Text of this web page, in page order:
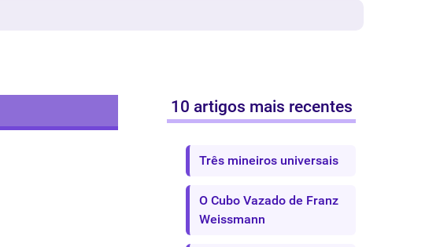
10 artigos mais recentes
Três mineiros universais
O Cubo Vazado de Franz
Weissmann